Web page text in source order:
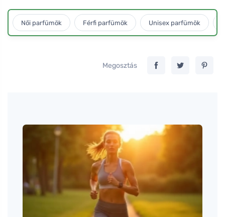
Női parfümök Férfi parfümök Unisex parfümök
Megosztás